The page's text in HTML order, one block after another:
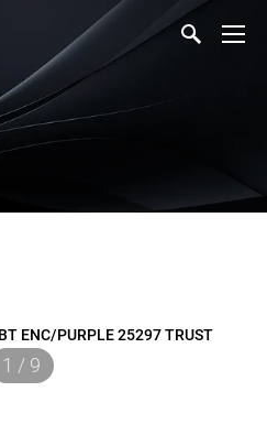
ENC/PURPLE 25297 TRUST
1 / 9